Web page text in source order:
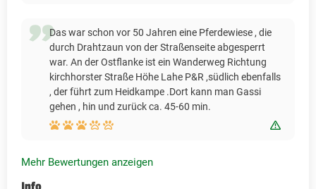
Das war schon vor 50 Jahren eine Pferdewiese , die
durch Drahtzaun von der Straßenseite abgesperrt
war. An der Ostflanke ist ein Wanderweg Richtung
kirchhorster Straße Höhe Lahe P&R ,südlich ebenfalls
, der führt zum Heidkampe .Dort kann man Gassi
gehen , hin und zurück ca. 45-60 min.
Mehr Bewertungen anzeigen